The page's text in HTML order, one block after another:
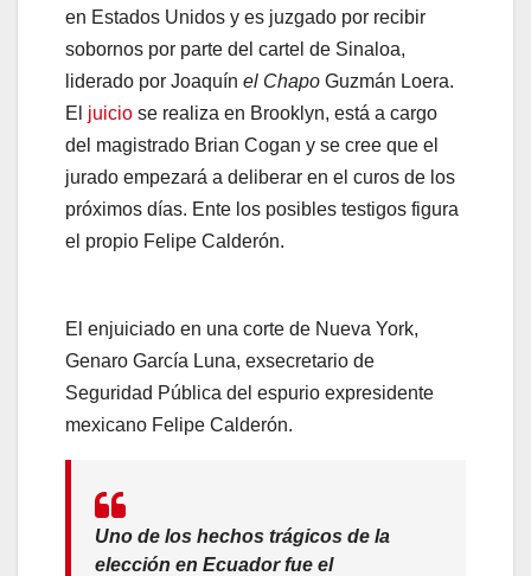
en Estados Unidos y es juzgado por recibir
sobornos por parte del cartel de Sinaloa,
liderado por Joaquín el Chapo Guzmán Loera.
El juicio se realiza en Brooklyn, está a cargo
del magistrado Brian Cogan y se cree que el
jurado empezará a deliberar en el curos de los
próximos días. Ente los posibles testigos figura
el propio Felipe Calderón.
El enjuiciado en una corte de Nueva York,
Genaro García Luna, exsecretario de
Seguridad Pública del espurio expresidente
mexicano Felipe Calderón.
Uno de los hechos trágicos de la
elección en Ecuador fue el